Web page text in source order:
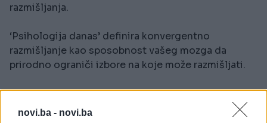
novi.ba - novi.ba
razmišljanja.
‘Psihologija danas’ definira konvergentno
razmišljanje kao sposobnost vašeg mozga da
prirodno ograniči izbore na koje može razmišljati.
Konvergentno razmišljanje oslanja se na instinkt i
želje, zbog čega prvi predmet koji vidite je onaj za